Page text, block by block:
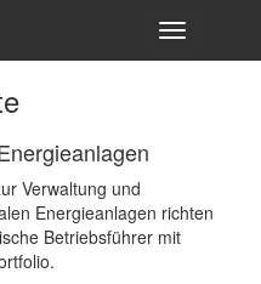
Toggle
navigation
Verwaltung und
Energieanlagen richten
Betriebsführer mit